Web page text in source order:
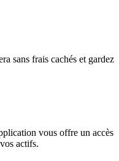
sans frais cachés et gardez
vous offre un accès
actifs.